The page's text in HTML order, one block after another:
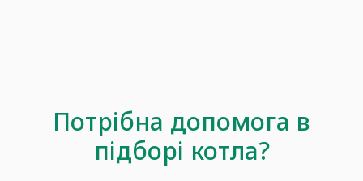
Потрібна допомога в
підборі котла?